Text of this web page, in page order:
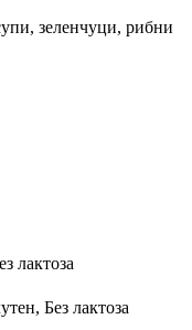
зеленчуци, рибни
лактоза
Без лактоза